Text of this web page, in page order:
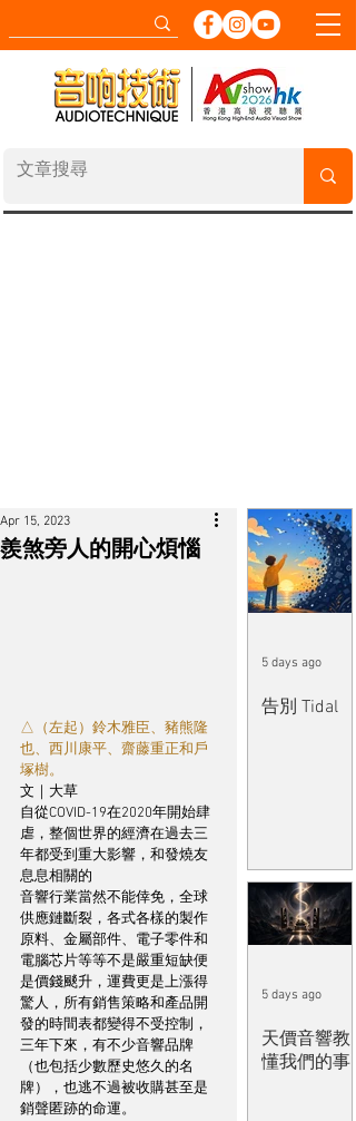
羨煞旁人的開心煩惱
Apr 15, 2023
△（左起）鈴木雅臣、豬熊隆
也、西川康平、齋藤重正和戶
塚樹。
文｜大草
自從COVID-19在2020年開始肆
虐，整個世界的經濟在過去三
年都受到重大影響，和發燒友
息息相關的
音響行業當然不能倖免，全球
供應鏈斷裂，各式各樣的製作
原料、金屬部件、電子零件和
電腦芯片等等不是嚴重短缺便
是價錢颷升，運費更是上漲得
驚人，所有銷售策略和產品開
發的時間表都變得不受控制，
三年下來，有不少音響品牌
（也包括少數歷史悠久的名
牌），也逃不過被收購甚至是
銷聲匿跡的命運。
告別 Tidal
5 days ago
天價音響教
懂我們的事
5 days ago